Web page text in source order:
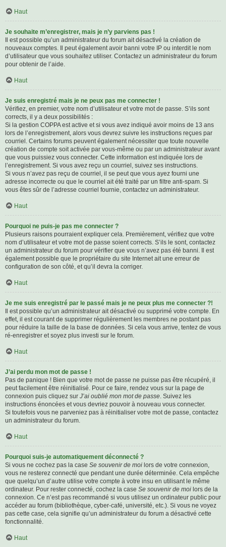
Haut
Je souhaite m’enregistrer, mais je n’y parviens pas !
Il est possible qu’un administrateur du forum ait désactivé la création de
nouveaux comptes. Il peut également avoir banni votre IP ou interdit le nom
d’utilisateur que vous souhaitez utiliser. Contactez un administrateur du forum
pour obtenir de l’aide.
Haut
Je suis enregistré mais je ne peux pas me connecter !
Vérifiez, en premier, votre nom d’utilisateur et votre mot de passe. S’ils sont
corrects, il y a deux possibilités :
Si la gestion COPPA est active et si vous avez indiqué avoir moins de 13 ans
lors de l’enregistrement, alors vous devrez suivre les instructions reçues par
courriel. Certains forums peuvent également nécessiter que toute nouvelle
création de compte soit activée par vous-même ou par un administrateur avant
que vous puissiez vous connecter. Cette information est indiquée lors de
l’enregistrement. Si vous avez reçu un courriel, suivez ses instructions.
Si vous n’avez pas reçu de courriel, il se peut que vous ayez fourni une
adresse incorrecte ou que le courriel ait été traité par un filtre anti-spam. Si
vous êtes sûr de l’adresse courriel fournie, contactez un administrateur.
Haut
Pourquoi ne puis-je pas me connecter ?
Plusieurs raisons pourraient expliquer cela. Premièrement, vérifiez que votre
nom d’utilisateur et votre mot de passe soient corrects. S’ils le sont, contactez
un administrateur du forum pour vérifier que vous n’avez pas été banni. Il est
également possible que le propriétaire du site Internet ait une erreur de
configuration de son côté, et qu’il devra la corriger.
Haut
Je me suis enregistré par le passé mais je ne peux plus me connecter ?!
Il est possible qu’un administrateur ait désactivé ou supprimé votre compte. En
effet, il est courant de supprimer régulièrement les membres ne postant pas
pour réduire la taille de la base de données. Si cela vous arrive, tentez de vous
ré-enregistrer et soyez plus investi sur le forum.
Haut
J’ai perdu mon mot de passe !
Pas de panique ! Bien que votre mot de passe ne puisse pas être récupéré, il
peut facilement être réinitialisé. Pour ce faire, rendez vous sur la page de
connexion puis cliquez sur J’ai oublié mon mot de passe. Suivez les
instructions énoncées et vous devriez pouvoir à nouveau vous connecter.
Si toutefois vous ne parveniez pas à réinitialiser votre mot de passe, contactez
un administrateur du forum.
Haut
Pourquoi suis-je automatiquement déconnecté ?
Si vous ne cochez pas la case Se souvenir de moi lors de votre connexion,
vous ne resterez connecté que pendant une durée déterminée. Cela empêche
que quelqu’un d’autre utilise votre compte à votre insu en utilisant le même
ordinateur. Pour rester connecté, cochez la case Se souvenir de moi lors de la
connexion. Ce n’est pas recommandé si vous utilisez un ordinateur public pour
accéder au forum (bibliothèque, cyber-café, université, etc.). Si vous ne voyez
pas cette case, cela signifie qu’un administrateur du forum a désactivé cette
fonctionnalité.
Haut